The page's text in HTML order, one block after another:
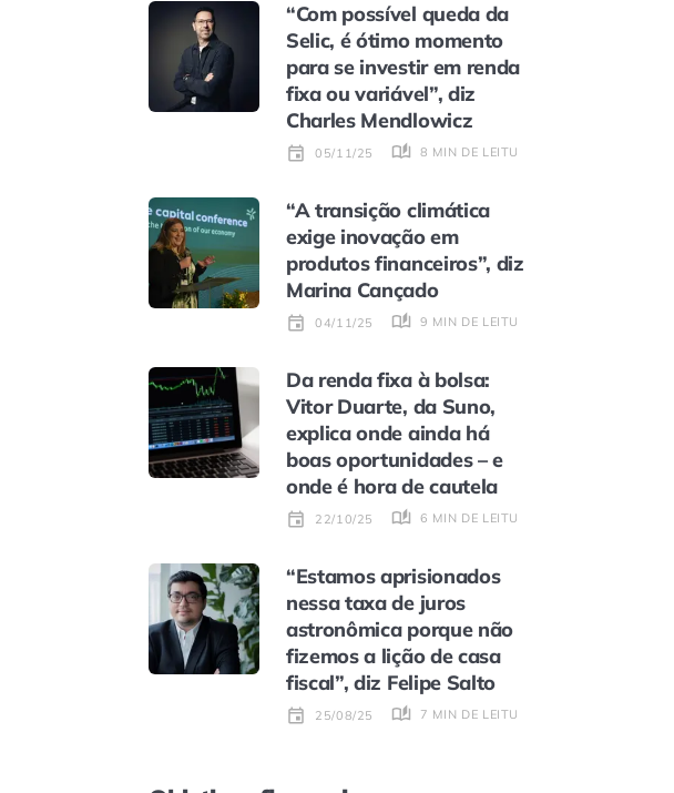
“Com possível queda da
Selic, é ótimo momento
para se investir em renda
fixa ou variável”, diz
Charles Mendlowicz
05/11/25 8 MIN DE LEITURA
“A transição climática
exige inovação em
produtos financeiros”, diz
Marina Cançado
04/11/25 9 MIN DE LEITURA
Da renda fixa à bolsa:
Vitor Duarte, da Suno,
explica onde ainda há
boas oportunidades – e
onde é hora de cautela
22/10/25 6 MIN DE LEITURA
“Estamos aprisionados
nessa taxa de juros
astronômica porque não
fizemos a lição de casa
fiscal”, diz Felipe Salto
25/08/25 7 MIN DE LEITURA